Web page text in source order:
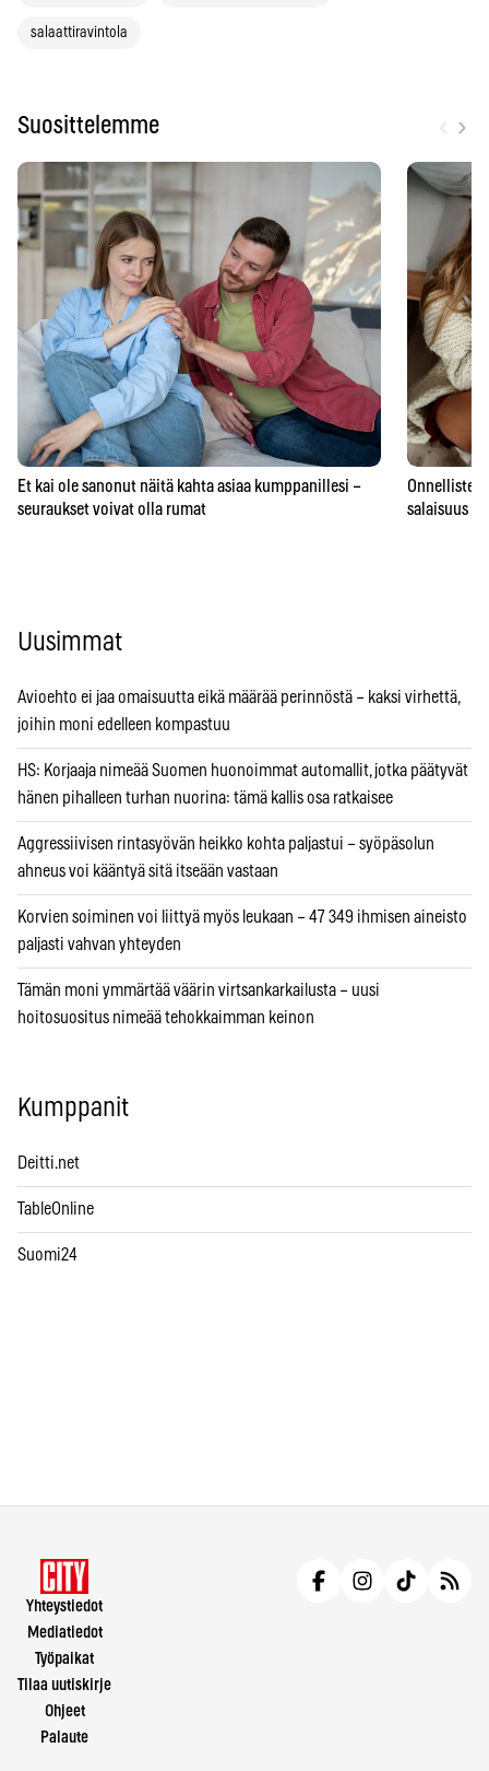
salaattiravintola
Suosittelemme ›
Et kai ole sanonut näitä kahta asiaa kumppanillesi –
seuraukset voivat olla rumat
Onnellisten
salaisuus –
Uusimmat
Avioehto ei jaa omaisuutta eikä määrää perinnöstä – kaksi virhettä,
joihin moni edelleen kompastuu
HS: Korjaaja nimeää Suomen huonoimmat automallit, jotka päätyvät
hänen pihalleen turhan nuorina: tämä kallis osa ratkaisee
Aggressiivisen rintasyövän heikko kohta paljastui – syöpäsolun
ahneus voi kääntyä sitä itseään vastaan
Korvien soiminen voi liittyä myös leukaan – 47 349 ihmisen aineisto
paljasti vahvan yhteyden
Tämän moni ymmärtää väärin virtsankarkailusta – uusi
hoitosuositus nimeää tehokkaimman keinon
Kumppanit
Deitti.net
TableOnline
Suomi24
Yhteystiedot
Mediatiedot
Työpaikat
Tilaa uutiskirje
Ohjeet
Palaute